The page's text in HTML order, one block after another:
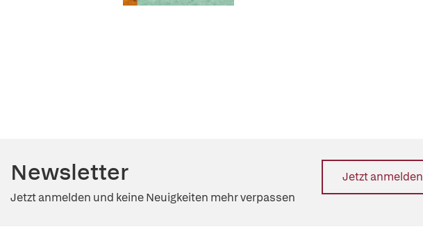
Newsletter
Jetzt anmelden und keine Neuigkeiten mehr verpassen
Jetzt anmelden